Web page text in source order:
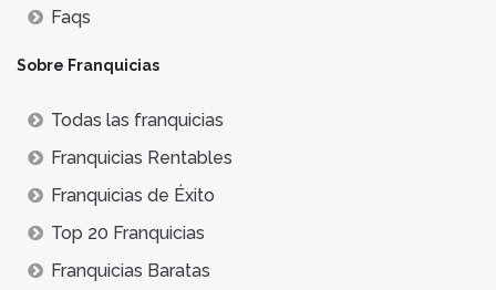
Faqs
Sobre Franquicias
Todas las franquicias
Franquicias Rentables
Franquicias de Éxito
Top 20 Franquicias
Franquicias Baratas